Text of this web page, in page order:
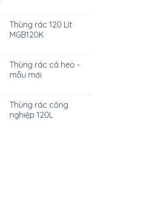
Thùng rác 120 Lít
MGB120K
Thùng rác cá heo -
mẫu mới
Thùng rác công
nghiệp 120L